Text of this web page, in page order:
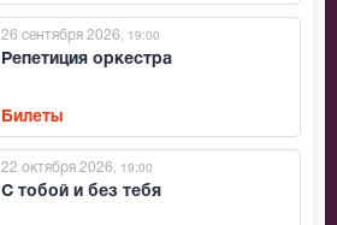
Репетиция оркестра
26 сентября 2026 , 19:00
Билеты
С тобой и без тебя
22 октября 2026 , 19:00